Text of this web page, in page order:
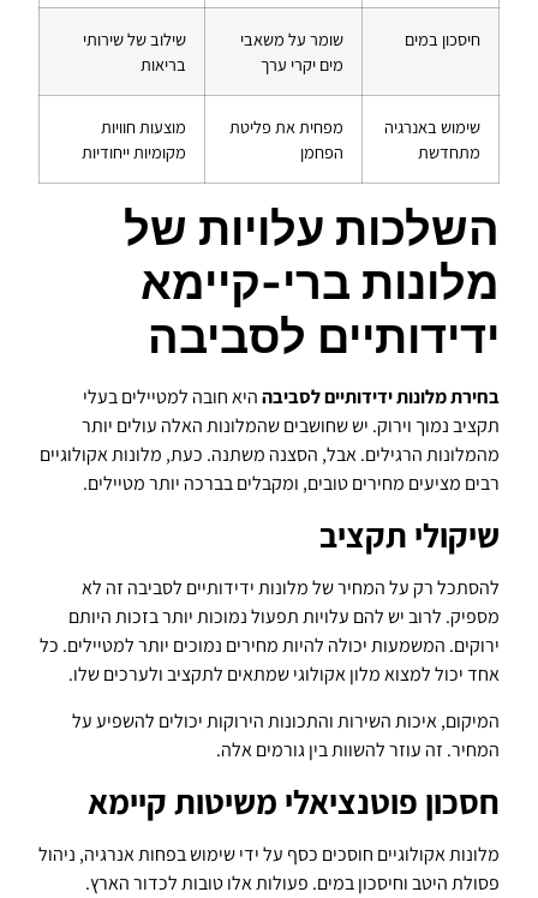
חיסכון במים
שומר על משאבי
מים יקרי ערך
שילוב של שירותי
בריאות
שימוש באנרגיה
מתחדשת
מפחית את פליטת
הפחמן
מוצעות חוויות
מקומיות ייחודיות
השלכות עלויות של
מלונות ברי-קיימא
ידידותיים לסביבה
בחירת מלונות ידידותיים לסביבההיא חובה למטיילים בעלי
תקציב נמוך וירוק. יש שחושבים שהמלונות האלה עולים יותר
מהמלונות הרגילים. אבל, הסצנה משתנה. כעת, מלונות אקולוגיים
רבים מציעים מחירים טובים, ומקבלים בברכה יותר מטיילים.
שיקולי תקציב
להסתכל רק על המחיר של מלונות ידידותיים לסביבה זה לא
מספיק. לרוב יש להם עלויות תפעול נמוכות יותר בזכות היותם
ירוקים. המשמעות יכולה להיות מחירים נמוכים יותר למטיילים. כל
אחד יכול למצוא מלון אקולוגי שמתאים לתקציב ולערכים שלו.
המיקום, איכות השירות והתכונות הירוקות יכולים להשפיע על
המחיר. זה עוזר להשוות בין גורמים אלה.
חסכון פוטנציאלי משיטות קיימא
מלונות אקולוגיים חוסכים כסף על ידי שימוש בפחות אנרגיה, ניהול
פסולת היטב וחיסכון במים. פעולות אלו טובות לכדור הארץ.